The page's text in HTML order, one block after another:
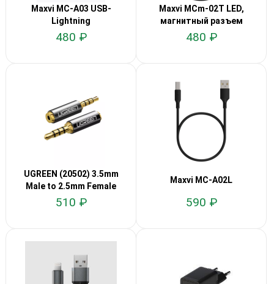
Maxvi MC-A03 USB-
Lightning
480 ₽
Maxvi MCm-02T LED,
магнитный разъем
480 ₽
UGREEN (20502) 3.5mm
Male to 2.5mm Female
Adapter
510 ₽
Maxvi MC-A02L
590 ₽